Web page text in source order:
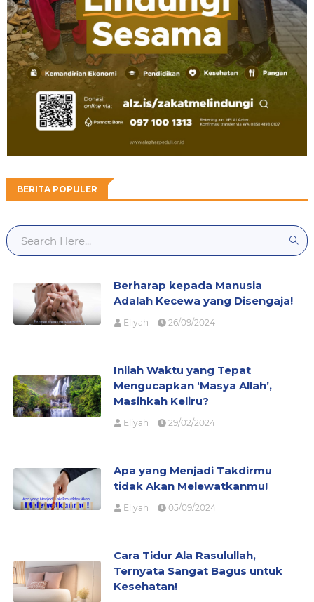
BERITA POPULER
Berharap kepada Manusia
Adalah Kecewa yang Disengaja!
Eliyah 26/09/2024
Inilah Waktu yang Tepat
Mengucapkan ‘Masya Allah’,
Masihkah Keliru?
Eliyah 29/02/2024
Apa yang Menjadi Takdirmu
tidak Akan Melewatkanmu!
Eliyah 05/09/2024
Cara Tidur Ala Rasulullah,
Ternyata Sangat Bagus untuk
Kesehatan!